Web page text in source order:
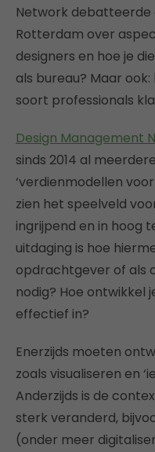
Network debatteerde
Rotterdam over
designers en hoe je
als bureau? Maar
soort professionals
Design Management
sinds 2014 al
‘verdienmodellen
zien het speelveld
ingrijpend en in hoog
uitdaging is hoe
opdrachtgever of als
nodig? Hoe ontwikkel
effectief in?
Enerzijds moeten
zoals visualiseren en
Anderzijds is de
sterk veranderd,
(onder meer